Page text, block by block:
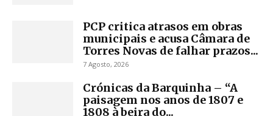
PCP critica atrasos em obras
municipais e acusa Câmara de
Torres Novas de falhar prazos...
7 Agosto, 2026
Crónicas da Barquinha – “A
paisagem nos anos de 1807 e
1808 à beira do...